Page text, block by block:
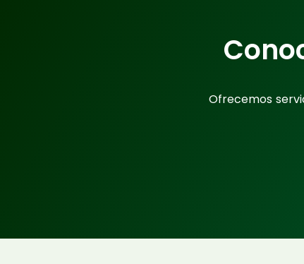
Ofrecemos